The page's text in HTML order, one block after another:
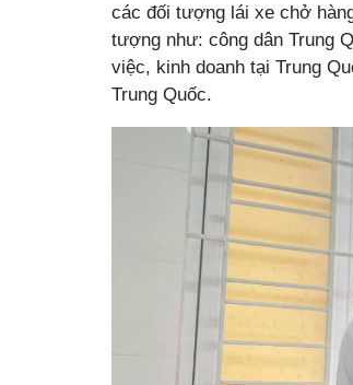
các đối tượng lái xe chở
tượng như: công dân Trung
việc, kinh doanh tại Trung
Trung Quốc.